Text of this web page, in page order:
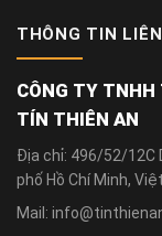
THÔNG TIN
CÔNG TY
TÍN THIÊN AN
Địa chỉ: 496/52/12C
phố Hồ Chí Minh,
Mail: